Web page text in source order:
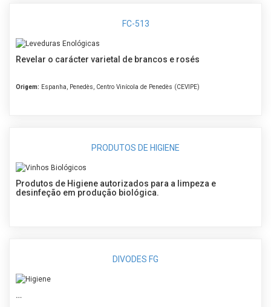
FC-513
Revelar o carácter varietal de brancos e rosés
Origem: Espanha, Penedès, Centro Vinícola de Penedès (CEVIPE)
PRODUTOS DE HIGIENE
Produtos de Higiene autorizados para a limpeza e
desinfeção em produção biológica.
DIVODES FG
…